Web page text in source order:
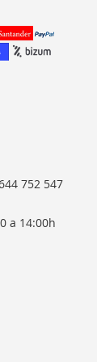
752 547
a 14:00h